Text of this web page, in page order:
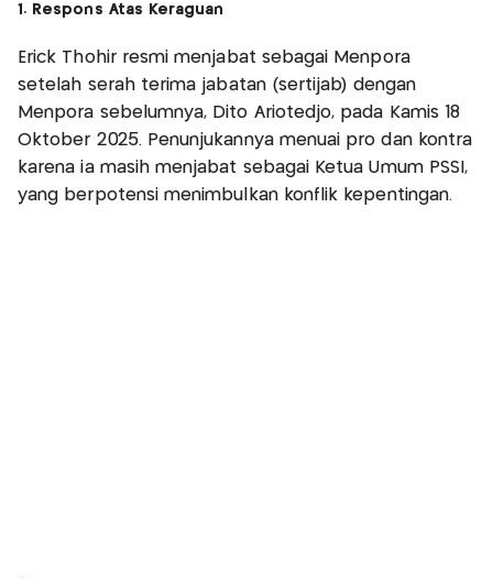
1. Respons Atas Keraguan
Erick Thohir resmi menjabat sebagai Menpora
setelah serah terima jabatan (sertijab) dengan
Menpora sebelumnya, Dito Ariotedjo, pada Kamis 18
Oktober 2025. Penunjukannya menuai pro dan kontra
karena ia masih menjabat sebagai Ketua Umum PSSI,
yang berpotensi menimbulkan konflik kepentingan.